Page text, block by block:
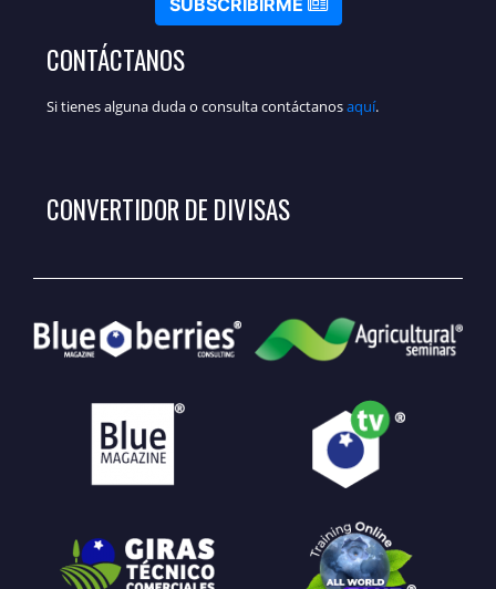
CONTÁCTANOS
Si tienes alguna duda o consulta contáctanosaquí.
CONVERTIDOR DE DIVISAS